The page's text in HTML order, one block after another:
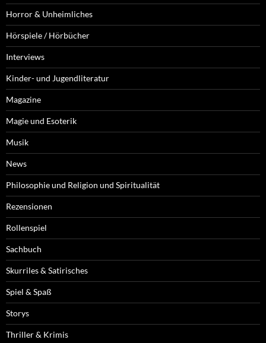
Horror & Unheimliches
Hörspiele / Hörbücher
Interviews
Kinder- und Jugendliteratur
Magazine
Magie und Esoterik
Musik
News
Philosophie und Religion und Spiritualität
Rezensionen
Rollenspiel
Sachbuch
Skurriles & Satirisches
Spiel & Spaß
Storys
Thriller & Krimis